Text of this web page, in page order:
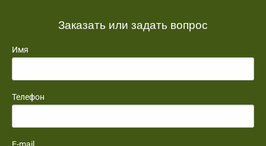
Заказать или задать вопрос
Имя
Телефон